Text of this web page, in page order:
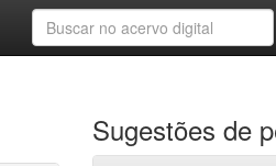
Sugestões de